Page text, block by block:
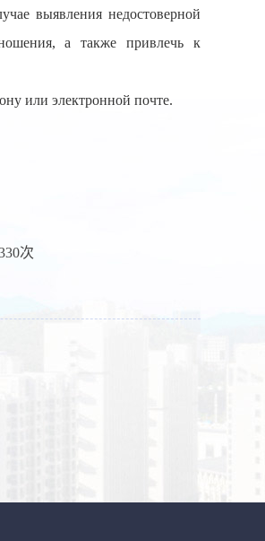
выявления недостоверной
а также привлечь к
или электронной почте.
次